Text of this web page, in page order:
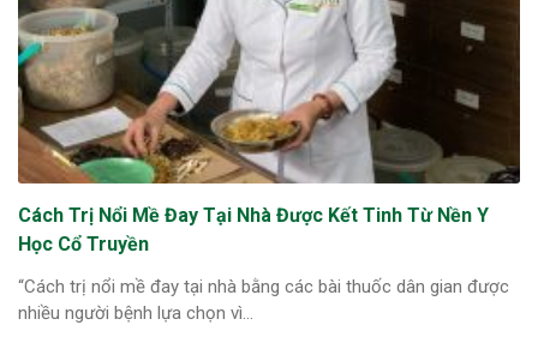
Cách Trị Nổi Mề Đay Tại Nhà Được Kết Tinh Từ Nền Y
Học Cổ Truyền
“Cách trị nổi mề đay tại nhà bằng các bài thuốc dân gian được
nhiều người bệnh lựa chọn vì...